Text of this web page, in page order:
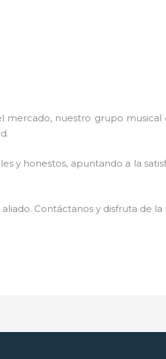
mercado, nuestro grupo musical
y honestos, apuntando a la
Contáctanos y disfruta de